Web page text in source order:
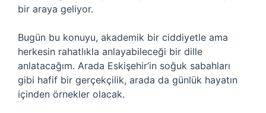
bir araya geliyor.
Bugün bu konuyu, akademik bir ciddiyetle ama
herkesin rahatlıkla anlayabileceği bir dille
anlatacağım. Arada Eskişehir’in soğuk sabahları
gibi hafif bir gerçekçilik, arada da günlük hayatın
içinden örnekler olacak.